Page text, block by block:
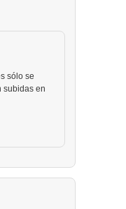
sólo se
subidas en